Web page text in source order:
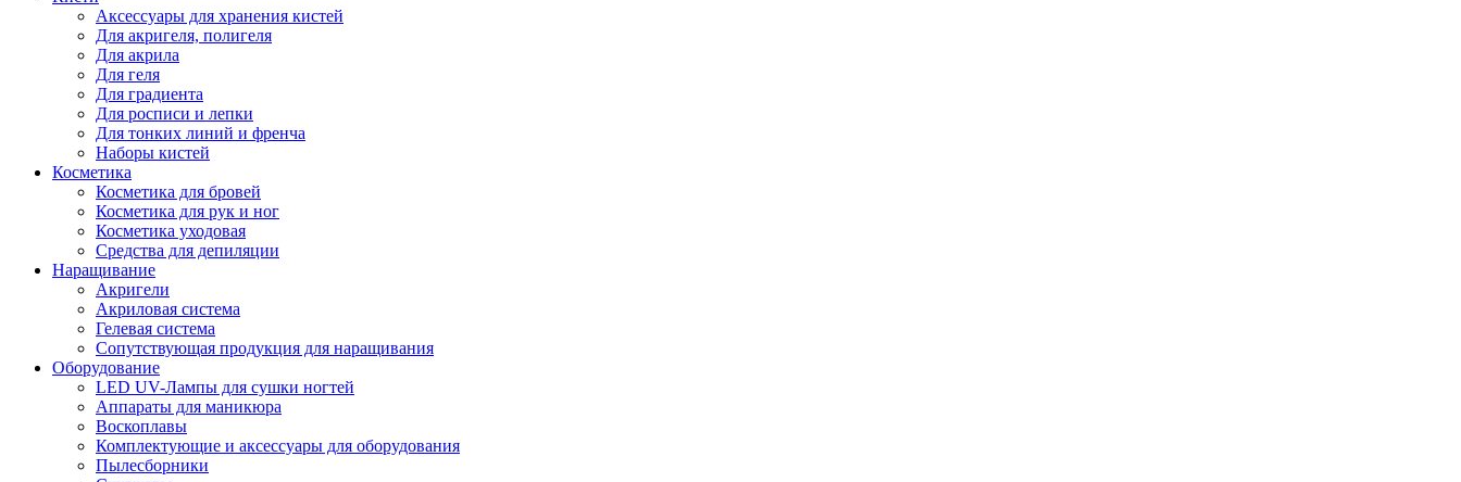
Аксессуары для хранения кистей
Для акригеля, полигеля
Для акрила
Для геля
Для градиента
Для росписи и лепки
Для тонких линий и френча
Наборы кистей
Косметика
Косметика для бровей
Косметика для рук и ног
Косметика уходовая
Средства для депиляции
Наращивание
Акригели
Акриловая система
Гелевая система
Сопутствующая продукция для наращивания
Оборудование
LED UV-Лампы для сушки ногтей
Аппараты для маникюра
Воскоплавы
Комплектующие и аксессуары для оборудования
Пылесборники